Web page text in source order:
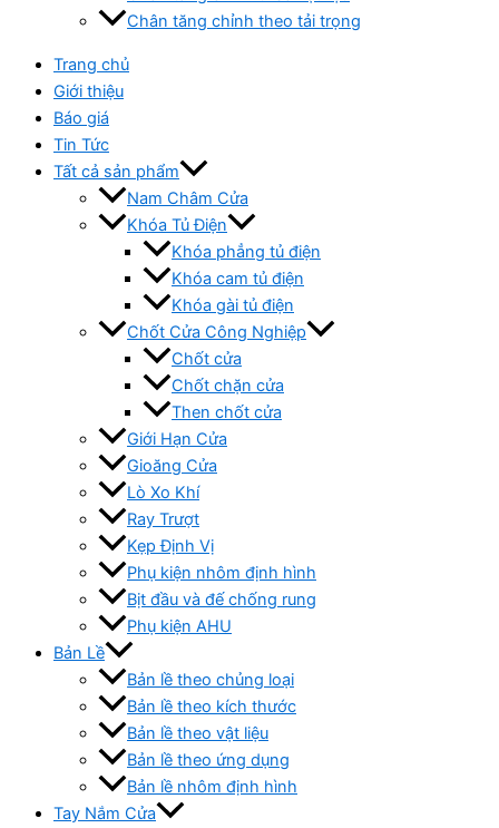
Chân tăng chỉnh theo tải trọng
Trang chủ
Giới thiệu
Báo giá
Tin Tức
Tất cả sản phẩm
Nam Châm Cửa
Khóa Tủ Điện
Khóa phẳng tủ điện
Khóa cam tủ điện
Khóa gài tủ điện
Chốt Cửa Công Nghiệp
Chốt cửa
Chốt chặn cửa
Then chốt cửa
Giới Hạn Cửa
Gioăng Cửa
Lò Xo Khí
Ray Trượt
Kẹp Định Vị
Phụ kiện nhôm định hình
Bịt đầu và đế chống rung
Phụ kiện AHU
Bản Lề
Bản lề theo chủng loại
Bản lề theo kích thước
Bản lề theo vật liệu
Bản lề theo ứng dụng
Bản lề nhôm định hình
Tay Nắm Cửa